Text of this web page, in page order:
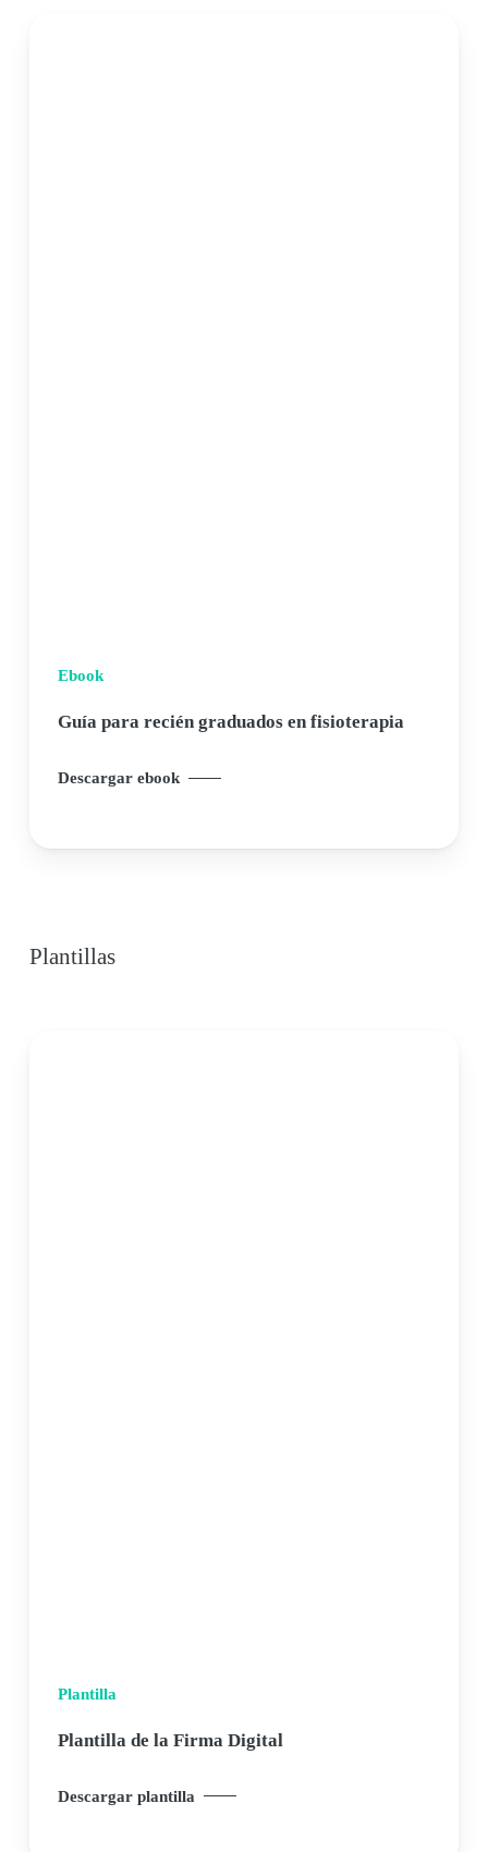
Ebook
Guía para recién graduados en fisioterapia
Descargar ebook
Plantillas
Plantilla
Plantilla de la Firma Digital
Descargar plantilla